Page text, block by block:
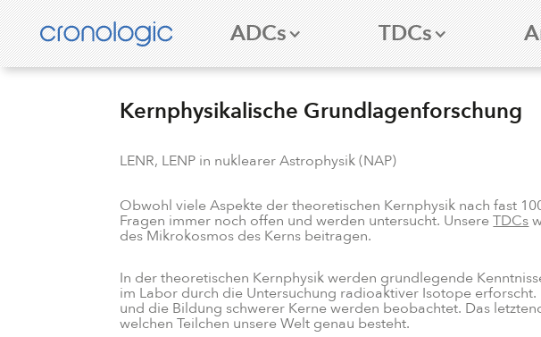
ADCs TDCs
Kernphysikalische Grundlagenforschung
LENR, LENP in nuklearer Astrophysik (NAP)
Obwohl viele Aspekte der theoretischen Kernphysik nach fast
Fragen immer noch offen und werden untersucht. UnsereTDCs
des Mikrokosmos des Kerns beitragen.
In der theoretischen Kernphysik werden grundlegende
im Labor durch die Untersuchung radioaktiver Isotope
und die Bildung schwerer Kerne werden beobachtet. Das
welchen Teilchen unsere Welt genau besteht.